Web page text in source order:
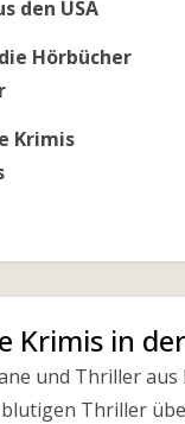
Hörbücher
Krimis
Krimis in
und Thriller aus
Thriller